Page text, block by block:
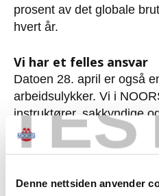
Denne nettsiden anvender
prosent av det globale
hvert år.
Vi har et felles ansvar
Datoen 28. april er også
arbeidsulykker. Vi i
instruktører, sakkyndige
dette ansvaret på alvor.
kompetanse og følge
trygt hjem.